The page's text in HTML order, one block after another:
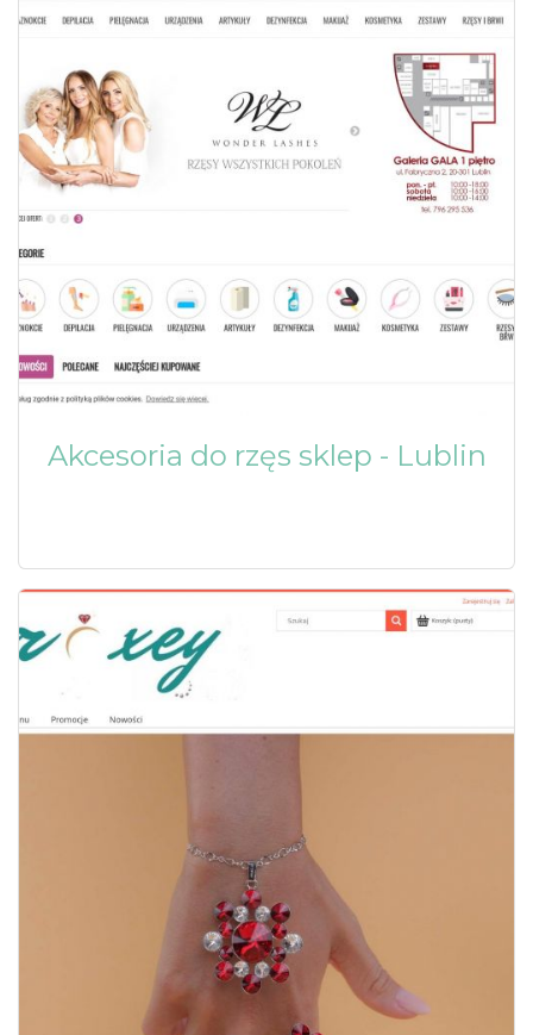
Akcesoria do rzęs sklep - Lublin